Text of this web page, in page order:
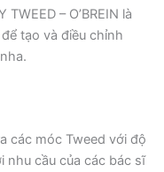
– O’BREIN là
tạo và điều chỉnh
các móc Tweed với độ
nhu cầu của các bác sĩ